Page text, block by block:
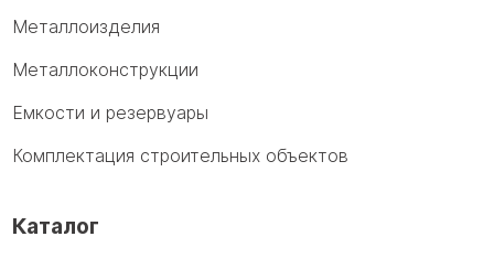
Металлоизделия
Металлоконструкции
Емкости и резервуары
Комплектация строительных объектов
Каталог